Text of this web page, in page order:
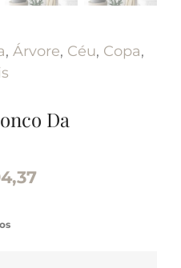
, Árvore, Céu, Copa,
Da